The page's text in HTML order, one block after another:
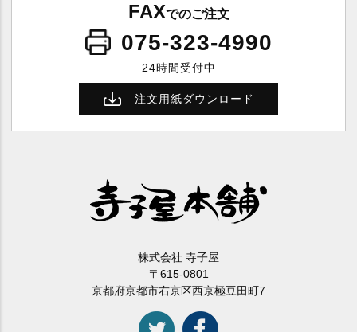
FAXでのご注文
075-323-4990
24時間受付中
注文用紙ダウンロード
株式会社 寺子屋
〒615-0801
京都府京都市右京区西京極豆田町7